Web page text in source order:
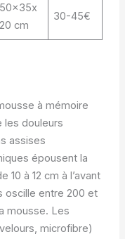
50x35x
20 cm
30-45€
à mémoire
les douleurs
assises
épousent la
à 12 cm à l’avant
oscille entre 200 et
mousse. Les
microfibre)